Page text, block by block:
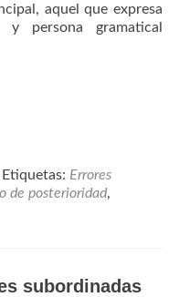
aquel que expresa
persona gramatical
Etiquetas: Errores
de posterioridad,
subordinadas